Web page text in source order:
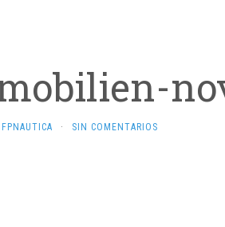
FPNAUTICA · SIN COMENTARIOS